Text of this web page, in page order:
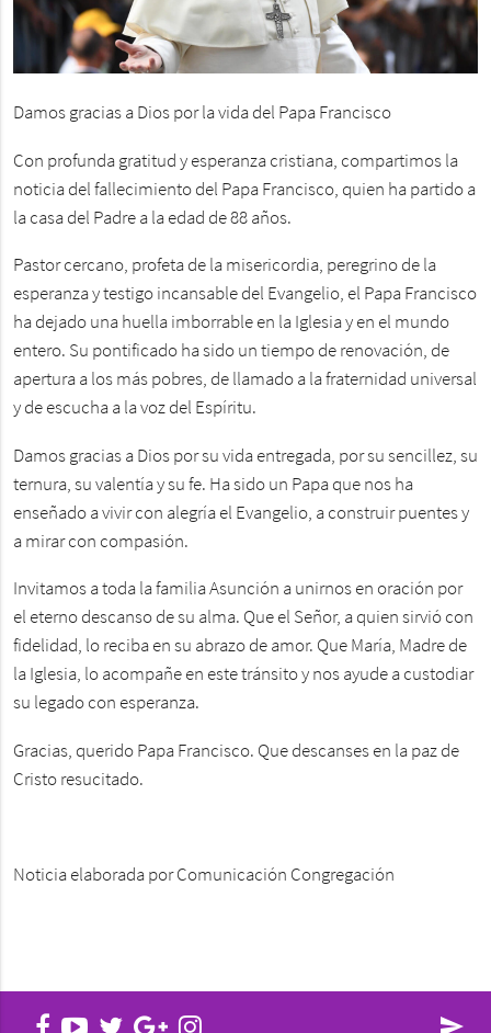
Damos gracias a Dios por la vida del Papa Francisco
Con profunda gratitud y esperanza cristiana, compartimos la
noticia del fallecimiento del Papa Francisco, quien ha partido a
la casa del Padre a la edad de 88 años.
Pastor cercano, profeta de la misericordia, peregrino de la
esperanza y testigo incansable del Evangelio, el Papa Francisco
ha dejado una huella imborrable en la Iglesia y en el mundo
entero. Su pontificado ha sido un tiempo de renovación, de
apertura a los más pobres, de llamado a la fraternidad universal
y de escucha a la voz del Espíritu.
Damos gracias a Dios por su vida entregada, por su sencillez, su
ternura, su valentía y su fe. Ha sido un Papa que nos ha
enseñado a vivir con alegría el Evangelio, a construir puentes y
a mirar con compasión.
Invitamos a toda la familia Asunción a unirnos en oración por
el eterno descanso de su alma. Que el Señor, a quien sirvió con
fidelidad, lo reciba en su abrazo de amor. Que María, Madre de
la Iglesia, lo acompañe en este tránsito y nos ayude a custodiar
su legado con esperanza.
Gracias, querido Papa Francisco. Que descanses en la paz de
Cristo resucitado.
Noticia elaborada por Comunicación Congregación
send